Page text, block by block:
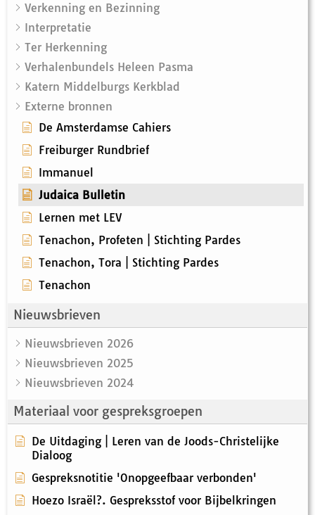
Verkenning en Bezinning
Interpretatie
Ter Herkenning
Verhalenbundels Heleen Pasma
Katern Middelburgs Kerkblad
Externe bronnen
De Amsterdamse Cahiers
Freiburger Rundbrief
Immanuel
Judaica Bulletin
Lernen met LEV
Tenachon, Profeten | Stichting Pardes
Tenachon, Tora | Stichting Pardes
Tenachon
Nieuwsbrieven
Nieuwsbrieven 2026
Nieuwsbrieven 2025
Nieuwsbrieven 2024
Materiaal voor gespreksgroepen
De Uitdaging | Leren van de Joods-Christelijke
Dialoog
Gespreksnotitie 'Onopgeefbaar verbonden'
Hoezo Israël?. Gespreksstof voor Bijbelkringen